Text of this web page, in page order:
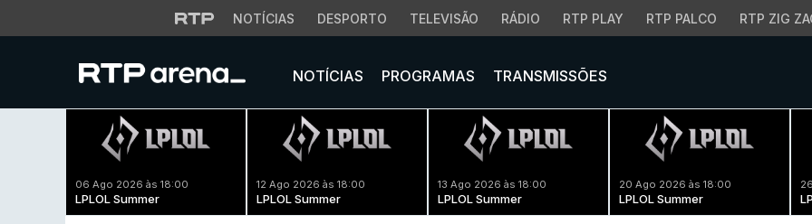
NOTÍCIAS DESPORTO TELEVISÃO RÁDIO RTP PLAY RTP PALCO RTP ZIG
NOTÍCIAS PROGRAMAS TRANSMISSÕES
06 Ago 2026 às 18:00
LPLOL Summer
12 Ago 2026 às 18:00
LPLOL Summer
13 Ago 2026 às 18:00
LPLOL Summer
20 Ago 2026 às 18:00
LPLOL Summer